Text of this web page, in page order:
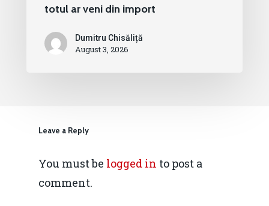
totul ar veni din import
Dumitru Chisăliță
August 3, 2026
Leave a Reply
You must be logged in to post a
comment.